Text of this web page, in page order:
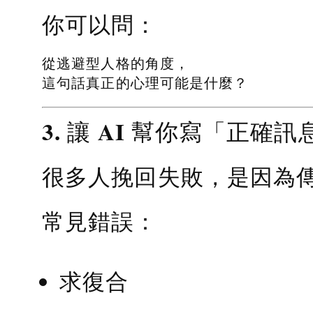
你可以問：
從逃避型人格的角度，
這句話真正的心理可能是什麼？
3. 讓 AI 幫你寫「正確訊
很多人挽回失敗，是因為
常見錯誤：
求復合